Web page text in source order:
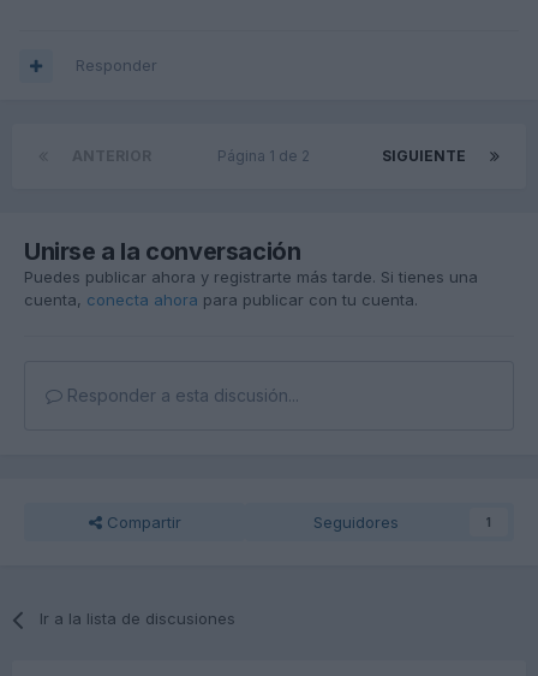
Responder
SIGUIENTE
Página 1 de 2
Unirse a la conversación
Puedes publicar ahora y registrarte más tarde. Si tienes una
cuenta, conecta ahora para publicar con tu cuenta.
Responder a esta discusión...
Compartir Seguidores 1
Ir a la lista de discusiones